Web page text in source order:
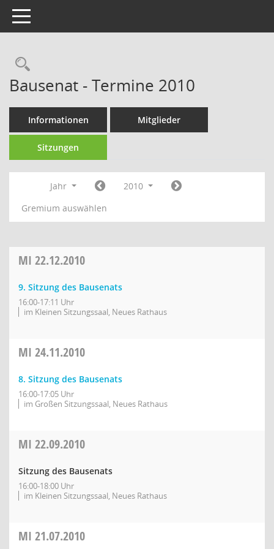
Toggle navigation
Rechercheauswahl
Bausenat - Termine 2010
Informationen Mitglieder
Sitzungen
Jahr
2010
Gremium auswählen
MI 22.12.2010
9. Sitzung des Bausenats
16:00-17:11 Uhr
im Kleinen Sitzungssaal, Neues Rathaus
MI 24.11.2010
8. Sitzung des Bausenats
16:00-17:05 Uhr
im Großen Sitzungssaal, Neues Rathaus
MI 22.09.2010
Sitzung des Bausenats
16:00-18:00 Uhr
im Kleinen Sitzungssaal, Neues Rathaus
MI 21.07.2010